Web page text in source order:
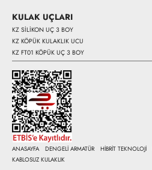
KULAK UÇLARI
KZ SİLİKON UÇ 3 BOY
KZ KÖPÜK KULAKLIK UCU
KZ FT01 KÖPÜK UÇ 3 BOY
ANASAYFA DENGELİ ARMATÜR HİBRİT TEKNOLOJİ
KABLOSUZ KULAKLIK